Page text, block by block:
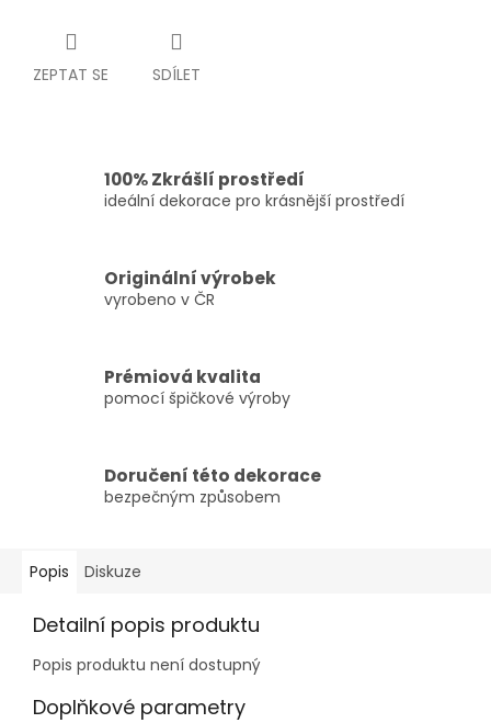
ZEPTAT SE SDÍLET
100% Zkrášlí prostředí
ideální dekorace pro krásnější prostředí
Originální výrobek
vyrobeno v ČR
Prémiová kvalita
pomocí špičkové výroby
Doručení této dekorace
bezpečným způsobem
Popis Diskuze
Detailní popis produktu
Popis produktu není dostupný
Doplňkové parametry